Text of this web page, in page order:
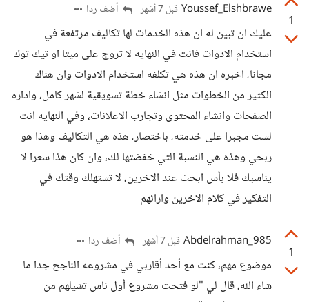
1
Youssef_Elshbrawe قبل 7 أشهر أضف ردا
عليك ان تبين له ان هذه الخدمات لها تكاليف مرتفعة في
استخدام الادوات فانت في النهايه لا تروج على ميتا او تيك توك
مجانا، اخبره ان هذه هي تكلفه استخدام الادوات وان هناك
الكثير من الخطوات مثل انشاء خطة تسويقية لشهر كامل، واداره
الصفحات وانشاء المحتوى وتجارب الاعلانات، وفي النهايه انت
لست مجبرا على خدمته، باختصار، هذه هي التكاليف وهذا هو
ربحي وهذه هي النسبة التي خفضتها لك، وان كان هذا سعرا لا
يناسبك فلا بأس ابحث عند الاخرين، لا تستهلك وقتك في
التفكير في كلام الاخرين وارائهم
1
Abdelrahman_985 قبل 7 أشهر أضف ردا
موضوع مهم، كنت مع أحد أقاربي في مشروعه الناجح جدا ما
شاء الله، قال لي "لو فتحت مشروع أول ناس تشيلهم من